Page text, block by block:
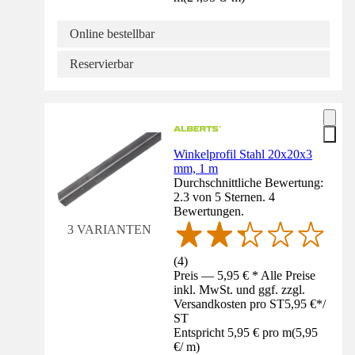
Online bestellbar
Reservierbar
3 VARIANTEN
Winkelprofil Stahl 20x20x3
mm, 1 m
Durchschnittliche Bewertung:
2.3 von 5 Sternen. 4
Bewertungen.
(4)
Preis — 5,95 € * Alle Preise
inkl. MwSt. und ggf. zzgl.
Versandkosten pro ST5,95 €*/
ST
Entspricht 5,95 € pro m(5,95
€/ m)